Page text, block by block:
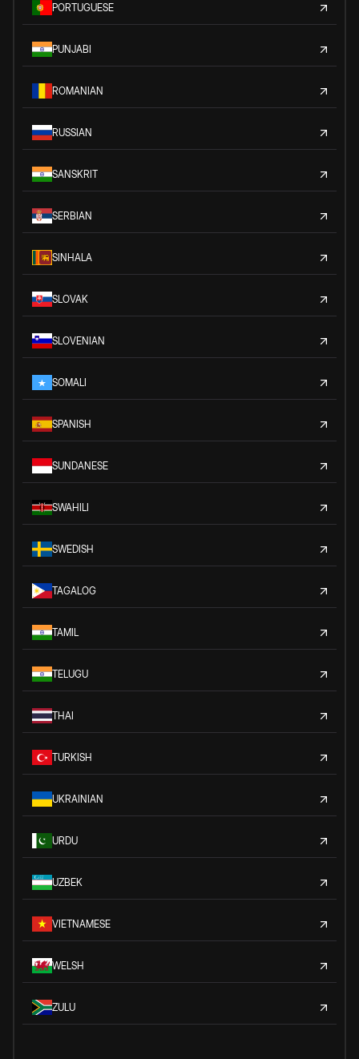
PORTUGUESE
PUNJABI
ROMANIAN
RUSSIAN
SANSKRIT
SERBIAN
SINHALA
SLOVAK
SLOVENIAN
SOMALI
SPANISH
SUNDANESE
SWAHILI
SWEDISH
TAGALOG
TAMIL
TELUGU
THAI
TURKISH
UKRAINIAN
URDU
UZBEK
VIETNAMESE
WELSH
ZULU